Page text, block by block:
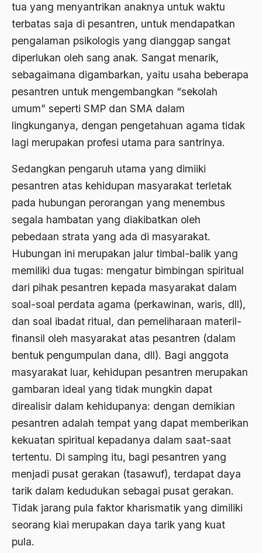
tua yang menyantrikan anaknya untuk waktu
terbatas saja di pesantren, untuk mendapatkan
pengalaman psikologis yang dianggap sangat
diperlukan oleh sang anak. Sangat menarik,
sebagaimana digambarkan, yaitu usaha beberapa
pesantren untuk mengembangkan “sekolah
umum” seperti SMP dan SMA dalam
lingkunganya, dengan pengetahuan agama tidak
lagi merupakan profesi utama para santrinya.
Sedangkan pengaruh utama yang dimiiki
pesantren atas kehidupan masyarakat terletak
pada hubungan perorangan yang menembus
segala hambatan yang diakibatkan oleh
pebedaan strata yang ada di masyarakat.
Hubungan ini merupakan jalur timbal-balik yang
memiliki dua tugas: mengatur bimbingan spiritual
dari pihak pesantren kepada masyarakat dalam
soal-soal perdata agama (perkawinan, waris, dll),
dan soal ibadat ritual, dan pemeliharaan materil-
finansil oleh masyarakat atas pesantren (dalam
bentuk pengumpulan dana, dll). Bagi anggota
masyarakat luar, kehidupan pesantren merupakan
gambaran ideal yang tidak mungkin dapat
direalisir dalam kehidupanya: dengan demikian
pesantren adalah tempat yang dapat memberikan
kekuatan spiritual kepadanya dalam saat-saat
tertentu. Di samping itu, bagi pesantren yang
menjadi pusat gerakan (tasawuf), terdapat daya
tarik dalam kedudukan sebagai pusat gerakan.
Tidak jarang pula faktor kharismatik yang dimiliki
seorang kiai merupakan daya tarik yang kuat
pula.
Allah
ALmanak
Alternatif Moral
Alternatif Nilai
Alumni Sayid Al-Maliki
Alvin W. Gouldner
Amangkurat
Amar Ma'ruf Nahi Munkar
Ambivalen
ambon
amerika latin
amerika serikat
Amin Iskandar
Amir
Amir Syakib Arsalan
Amirn Rais
amrozi
Anak ibrahim
Andi Mallarangeng
Andre Gide